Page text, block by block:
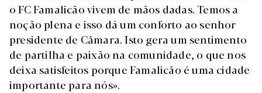
o FC Famalicão vivem de mãos dadas. Temos a
noção plena e isso dá um conforto ao senhor
presidente de Câmara. Isto gera um sentimento
de partilha e paixão na comunidade, o que nos
deixa satisfeitos porque Famalicão é uma cidade
importante para nós».